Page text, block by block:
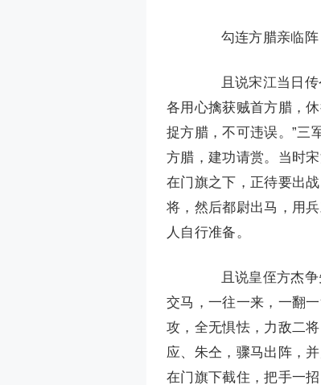
勾连方腊亲临阵
且说宋江当日传令
各用心擒获贼首方腊，
捉方腊，不可违误。”三
方腊，建功请赏。当时
在门旗之下，正待要出
将，然后都尉出马，用
人自行准备。
且说皇侄方杰争
交马，一往一来，一翻
攻，全无惧怯，力敌二
应、朱仝，骤马出阵，
在门旗下截住，把手一